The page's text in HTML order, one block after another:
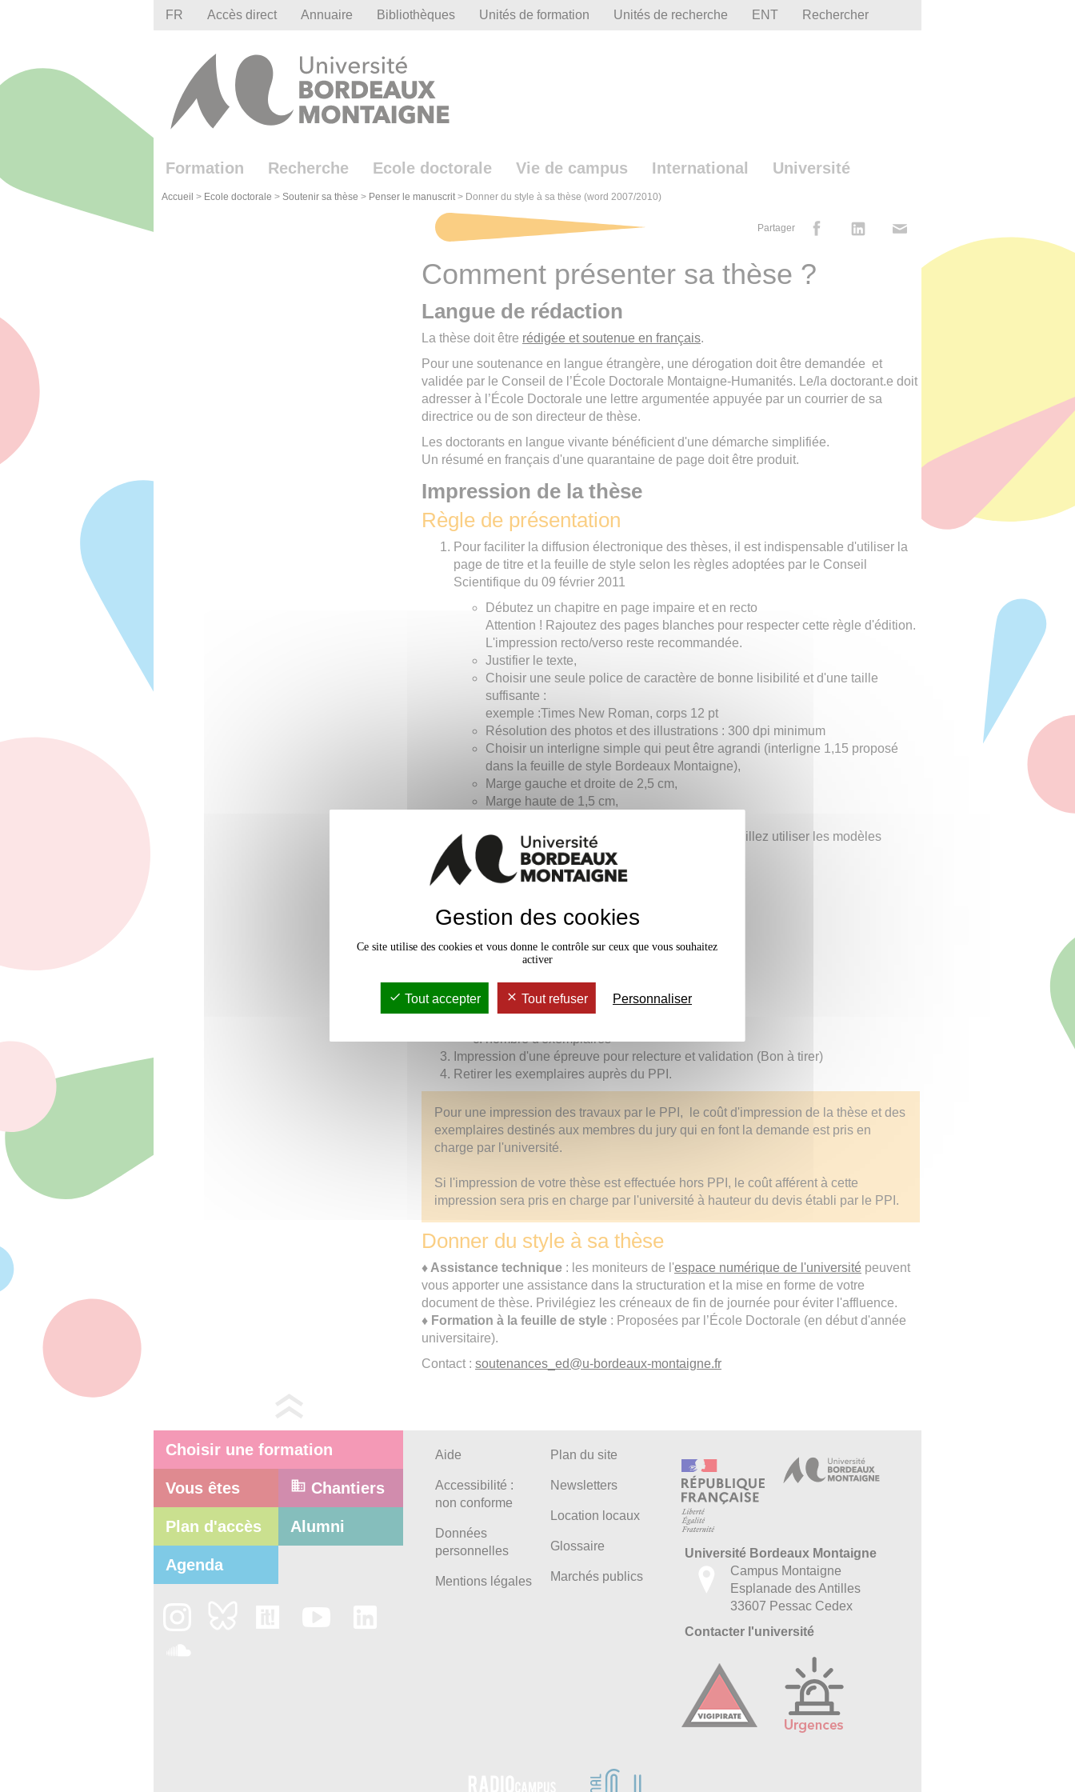
FR Accès direct Annuaire Bibliothèques Unités de formation Unités de recherche ENT Rechercher
Formation Recherche Ecole doctorale Vie de campus International Université
Accueil > Ecole doctorale > Soutenir sa thèse > Penser le manuscrit> Donner du style à sa thèse (word 2007/2010)
Partager
Comment présenter sa thèse ?
Langue de rédaction
La thèse doit être rédigée et soutenue en français.
Pour une soutenance en langue étrangère, une dérogation doit être demandée et
validée par le Conseil de l’École Doctorale Montaigne-Humanités. Le/la doctorant.e doit
adresser à l’École Doctorale une lettre argumentée appuyée par un courrier de sa
directrice ou de son directeur de thèse.
Les doctorants en langue vivante bénéficient d'une démarche simplifiée.
Un résumé en français d'une quarantaine de page doit être produit.
Impression de la thèse
Règle de présentation
Pour faciliter la diffusion électronique des thèses, il est indispensable d'utiliser la
page de titre et la feuille de style selon les règles adoptées par le Conseil
Scientifique du 09 février 2011
Débutez un chapitre en page impaire et en recto
Attention ! Rajoutez des pages blanches pour respecter cette règle d'édition.
L'impression recto/verso reste recommandée.
Justifier le texte,
Choisir une seule police de caractère de bonne lisibilité et d'une taille
suffisante :
exemple :Times New Roman, corps 12 pt
Résolution des photos et des illustrations : 300 dpi minimum
Choisir un interligne simple qui peut être agrandi (interligne 1,15 proposé
dans la feuille de style Bordeaux Montaigne),
Marge gauche et droite de 2,5 cm,
Marge haute de 1,5 cm,
Pour être en conformité avec les choix adoptés, veuillez utiliser les modèles
suivants pour la page de titre :
Windows :
modèle Word
Contact avec le PPI
Étapes à suivre
Communiquer
le nombre de pages noires et blanches,
nombre d'exemplaires
Impression d'une épreuve pour relecture et validation (Bon à tirer)
Retirer les exemplaires auprès du PPI.
Pour une impression des travaux par le PPI, le coût d'impression de la thèse et des
exemplaires destinés aux membres du jury qui en font la demande est pris en
charge par l'université.
Si l'impression de votre thèse est effectuée hors PPI, le coût afférent à cette
impression sera pris en charge par l'université à hauteur du devis établi par le PPI.
Donner du style à sa thèse
♦ Assistance technique: les moniteurs de l'espace numérique de l'université peuvent
vous apporter une assistance dans la structuration et la mise en forme de votre
document de thèse. Privilégiez les créneaux de fin de journée pour éviter l'affluence.
♦ Formation à la feuille de style: Proposées par l’École Doctorale (en début d'année
universitaire).
Contact : soutenances_ed@u-bordeaux-montaigne.fr
Choisir une formation
Vous êtes Chantiers
Plan d'accès Alumni
Agenda
Aide
Accessibilité :
non conforme
Données
personnelles
Mentions légales
Plan du site
Newsletters
Location locaux
Glossaire
Marchés publics
Université Bordeaux Montaigne
Campus Montaigne
Esplanade des Antilles
33607 Pessac Cedex
Contacter l'université
Gestion des cookies
Ce site utilise des cookies et vous donne le contrôle sur ceux que vous souhaitez
activer
Tout accepter Tout refuser Personnaliser